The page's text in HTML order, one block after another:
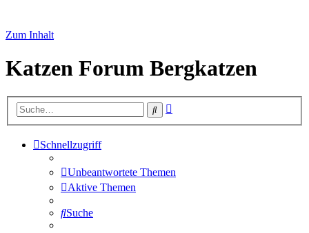
Zum Inhalt
Katzen Forum Bergkatzen
Suche
Schnellzugriff
Unbeantwortete Themen
Aktive Themen
Suche